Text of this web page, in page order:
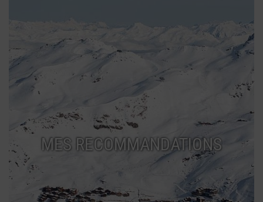
MES RECOMMANDATIONS